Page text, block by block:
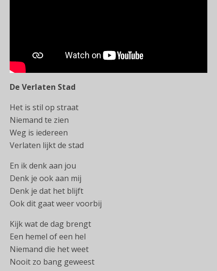
De Verlaten Stad
Het is stil op straat
Niemand te zien
Weg is iedereen
Verlaten lijkt de stad
En ik denk aan jou
Denk je ook aan mij
Denk je dat het blijft
Ook dit gaat weer voorbij
Kijk wat de dag brengt
Een hemel of een hel
Niemand die het weet
Nooit zo bang geweest